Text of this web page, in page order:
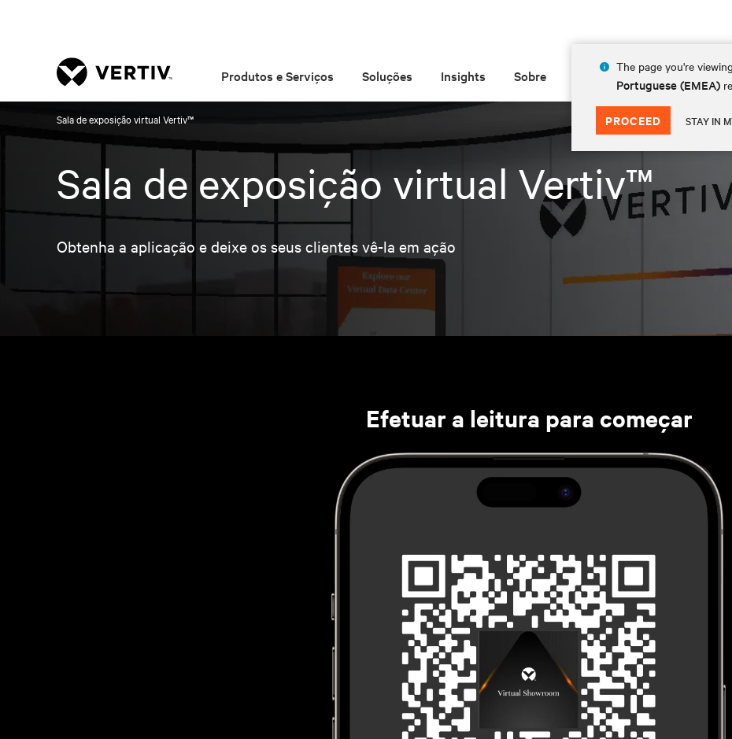
The page you're
Portuguese (EMEA)
PROCEED STAY IN
Produtos e Serviços Soluções Insights Sobre
Sala de exposição virtual Vertiv™
Sala de exposição virtual Vertiv™
Obtenha a aplicação e deixe os seus clientes vê-la em ação
Efetuar a leitura para começar